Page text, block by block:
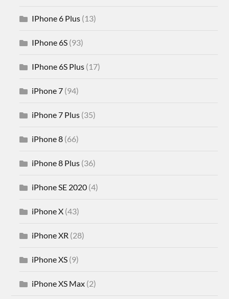
IPhone 6 Plus (13)
IPhone 6S (93)
IPhone 6S Plus (17)
iPhone 7 (94)
iPhone 7 Plus (35)
iPhone 8 (66)
iPhone 8 Plus (36)
iPhone SE 2020 (4)
iPhone X (43)
iPhone XR (28)
iPhone XS (9)
iPhone XS Max (2)